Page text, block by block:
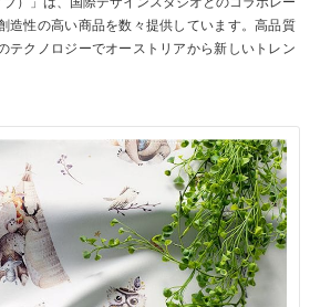
造性の高い商品を数々提供しています。高品質
テクノロジーでオーストリアから新しいトレン